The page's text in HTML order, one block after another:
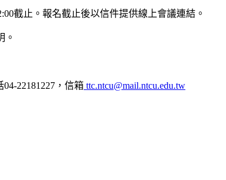
截止。報名截止後以信件提供線上會議連結。
。
22181227，信箱 ttc.ntcu@mail.ntcu.edu.tw